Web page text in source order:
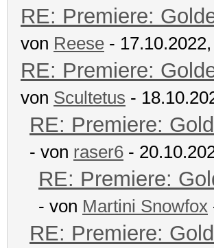
RE: Premiere:
von Reese -
RE: Premiere:
von Scultetus -
RE: Premiere:
- von raser6 -
RE: Premiere:
- von Martini Snowfox
RE: Premiere: